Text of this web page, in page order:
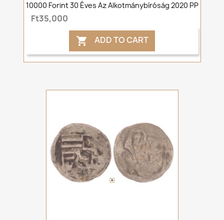
10000 Forint 30 Éves Az Alkotmánybíróság 2020 PP
Ft35,000
 ADD TO CART